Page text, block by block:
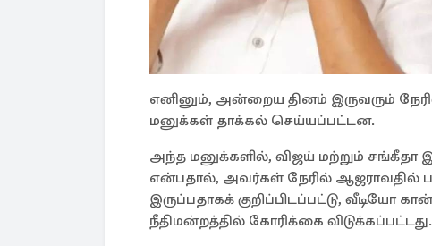
எனினும், அன்றைய தினம் இருவரும்
மனுக்கள் தாக்கல் செய்யப்பட்டன.
அந்த மனுக்களில், விஜய் மற்றும் சங்கீதா
என்பதால், அவர்கள் நேரில் ஆஜராவதில்
இருப்பதாகக் குறிப்பிடப்பட்டு, வீடியோ
நீதிமன்றத்தில் கோரிக்கை விடுக்கப்பட்டது.